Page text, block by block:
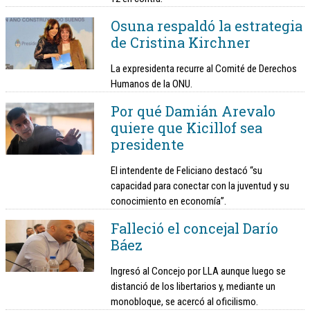
Osuna respaldó la estrategia
de Cristina Kirchner
La expresidenta recurre al Comité de Derechos
Humanos de la ONU.
Por qué Damián Arevalo
quiere que Kicillof sea
presidente
El intendente de Feliciano destacó “su
capacidad para conectar con la juventud y su
conocimiento en economía”.
Falleció el concejal Darío
Báez
Ingresó al Concejo por LLA aunque luego se
distanció de los libertarios y, mediante un
monobloque, se acercó al oficilismo.